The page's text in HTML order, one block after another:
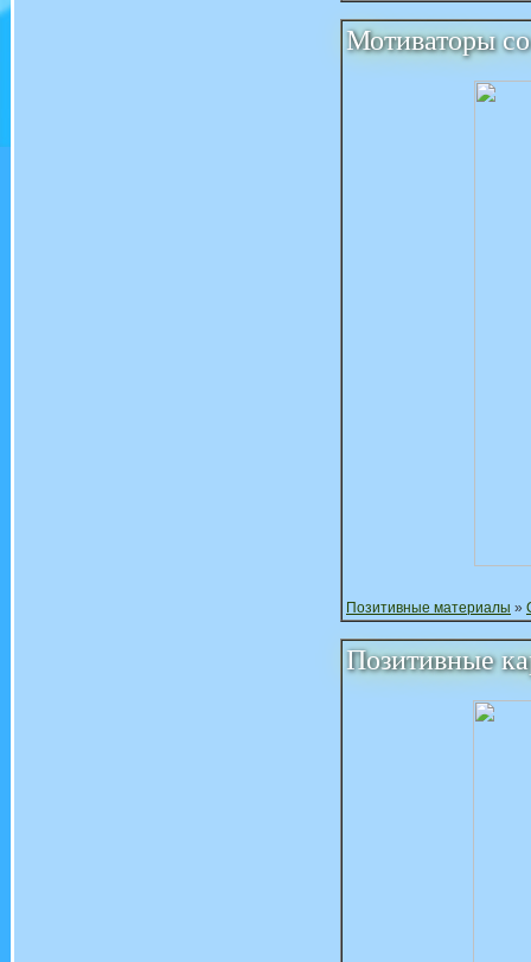
Мотиваторы
Позитивные материалы »
Позитивные